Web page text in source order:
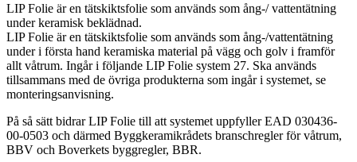
LIP Folie är en tätskiktsfolie som används som ång-/ vattentätning
under keramisk beklädnad.
LIP Folie är en tätskiktsfolie som används som ång-/vattentätning
under i första hand keramiska material på vägg och golv i framför
allt våtrum. Ingår i följande LIP Folie system 27. Ska används
tillsammans med de övriga produkterna som ingår i systemet, se
monteringsanvisning.
På så sätt bidrar LIP Folie till att systemet uppfyller EAD 030436-
00-0503 och därmed Byggkeramikrådets branschregler för våtrum,
BBV och Boverkets byggregler, BBR.